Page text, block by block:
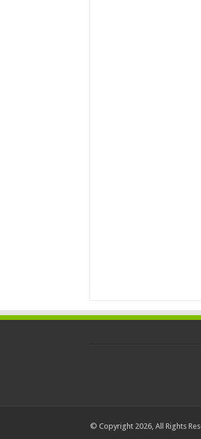
© Copyright 2026, All Rights